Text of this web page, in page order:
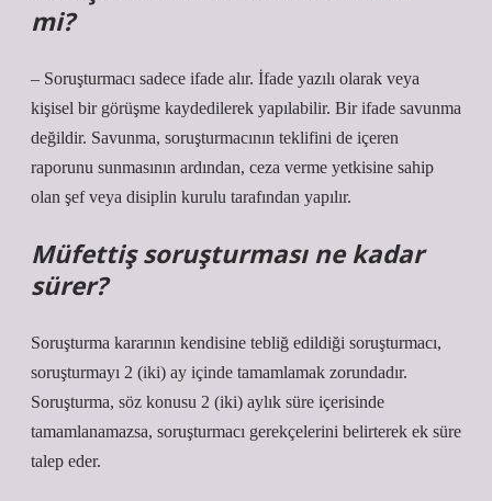
mi?
– Soruşturmacı sadece ifade alır. İfade yazılı olarak veya
kişisel bir görüşme kaydedilerek yapılabilir. Bir ifade savunma
değildir. Savunma, soruşturmacının teklifini de içeren
raporunu sunmasının ardından, ceza verme yetkisine sahip
olan şef veya disiplin kurulu tarafından yapılır.
Müfettiş soruşturması ne kadar
sürer?
Soruşturma kararının kendisine tebliğ edildiği soruşturmacı,
soruşturmayı 2 (iki) ay içinde tamamlamak zorundadır.
Soruşturma, söz konusu 2 (iki) aylık süre içerisinde
tamamlanamazsa, soruşturmacı gerekçelerini belirterek ek süre
talep eder.